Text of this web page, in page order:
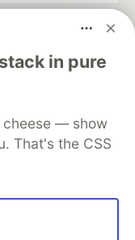
in pure
cheese — show
That's the CSS
career
Videos
Shop
MLH
Terms of Use
that powers